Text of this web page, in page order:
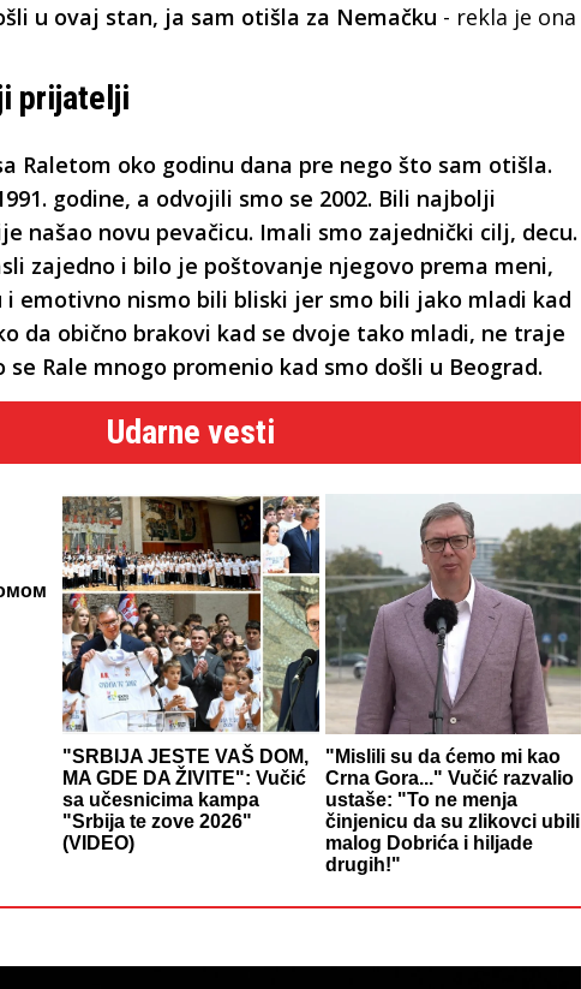
u ovaj stan, ja sam otišla za Nemačku - rekla je ona
prijatelji
Raletom oko godinu dana pre nego što sam otišla.
godine, a odvojili smo se 2002. Bili najbolji
našao novu pevačicu. Imali smo zajednički cilj, decu.
zajedno i bilo je poštovanje njegovo prema meni,
emotivno nismo bili bliski jer smo bili jako mladi kad
da obično brakovi kad se dvoje tako mladi, ne traje
Rale mnogo promenio kad smo došli u Beograd.
Udarne vesti
"SRBIJA JESTE VAŠ DOM,
MA GDE DA ŽIVITE": Vučić
sa učesnicima kampa
"Srbija te zove 2026"
(VIDEO)
"Mislili su da ćemo mi kao
Crna Gora..." Vučić razvalio
ustaše: "To ne menja
činjenicu da su zlikovci ubili
malog Dobrića i hiljade
drugih!"